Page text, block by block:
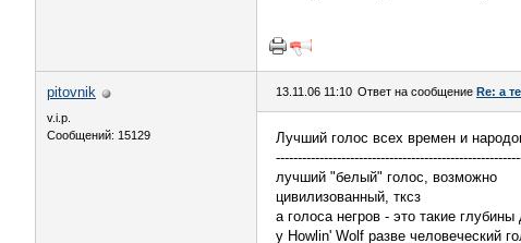
pitovnik
v.i.p.
Сообщений: 15129
13.11.06 11:10 Ответ на сообщение Re: а
Лучший голос всех времен и
лучший "белый" голос, возможно
цивилизованный, тксз
а голоса негров - это такие
у Howlin' Wolf разве человеческий